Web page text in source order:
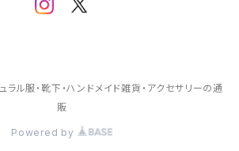
ル服・靴下・ハンドメイド雑貨・アクセサリーの通
販
Powered by